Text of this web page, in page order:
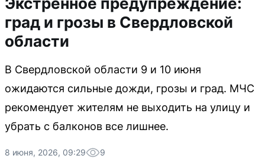
град и грозы в Свердловской
области
В Свердловской области 9 и 10 июня
ожидаются сильные дожди, грозы и град. МЧС
рекомендует жителям не выходить на улицу и
убрать с балконов все лишнее.
8 июня, 2026, 09:29 9